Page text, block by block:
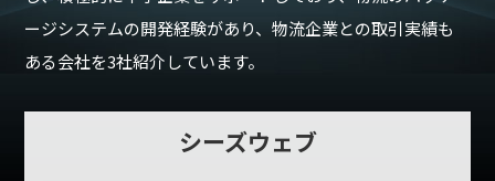
ージシステムの開発経験があり、物流企業との取引実績も
ある会社を3社紹介しています。
シーズウェブ